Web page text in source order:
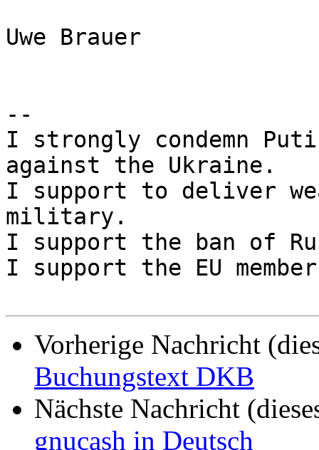
Uwe Brauer
--
I strongly condemn
against the Ukraine.
I support to deliver
military.
I support the ban of
I support the EU
Vorherige Nachricht
Buchungstext DKB
Nächste Nachricht
gnucash in Deutsch